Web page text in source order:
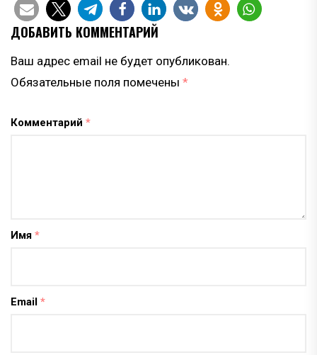
ДОБАВИТЬ КОММЕНТАРИЙ
Ваш адрес email не будет опубликован.
Обязательные поля помечены *
Комментарий *
Имя *
Email *